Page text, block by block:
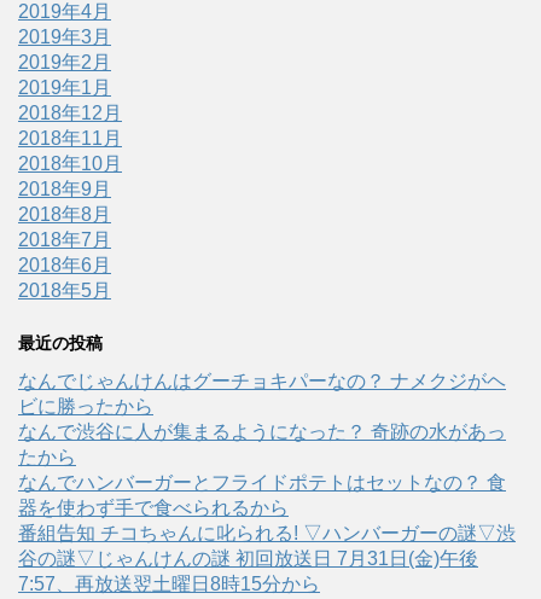
2019年4月
2019年3月
2019年2月
2019年1月
2018年12月
2018年11月
2018年10月
2018年9月
2018年8月
2018年7月
2018年6月
2018年5月
最近の投稿
なんでじゃんけんはグーチョキパーなの？ ナメクジがヘ
ビに勝ったから
なんで渋谷に人が集まるようになった？ 奇跡の水があっ
たから
なんでハンバーガーとフライドポテトはセットなの？ 食
器を使わず手で食べられるから
番組告知 チコちゃんに叱られる! ▽ハンバーガーの謎▽渋
谷の謎▽じゃんけんの謎 初回放送日 7月31日(金)午後
7:57、再放送翌土曜日8時15分から